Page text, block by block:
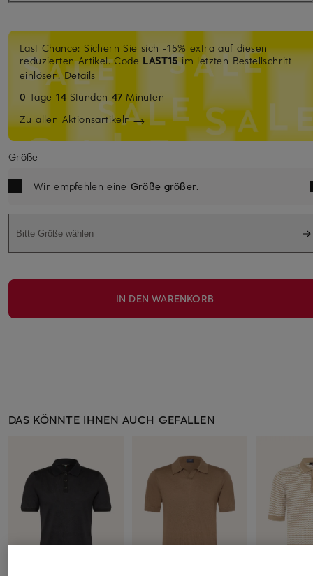
Last Chance: Sichern Sie sich -15% extra auf diesen
reduzierten Artikel. Code LAST15im letzten Bestellschritt
einlösen.Details
0 Tage14 Stunden 47 Minuten
Zu allen Aktionsartikeln
Größe
Wir empfehlen eine Größe größer.
Bitte Größe wählen
IN DEN WARENKORB
DAS KÖNNTE IHNEN AUCH GEFALLEN